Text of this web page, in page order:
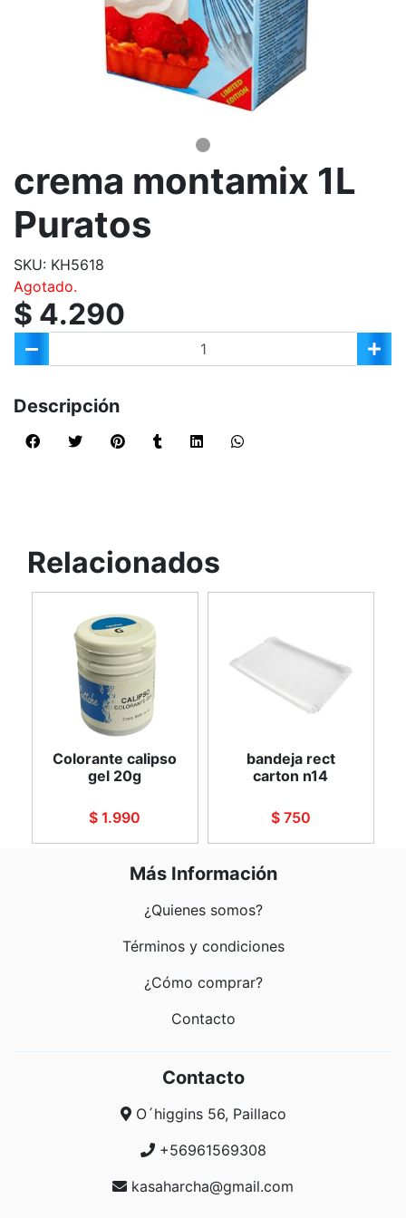
crema montamix 1L
Puratos
SKU: KH5618
Agotado.
$ 4.290
Descripción
Relacionados
Colorante calipso
gel 20g
$ 1.990
bandeja rect
carton n14
$ 750
Más Información
¿Quienes somos?
Términos y condiciones
¿Cómo comprar?
Contacto
Contacto
O´higgins 56, Paillaco
+56961569308
kasaharcha@gmail.com